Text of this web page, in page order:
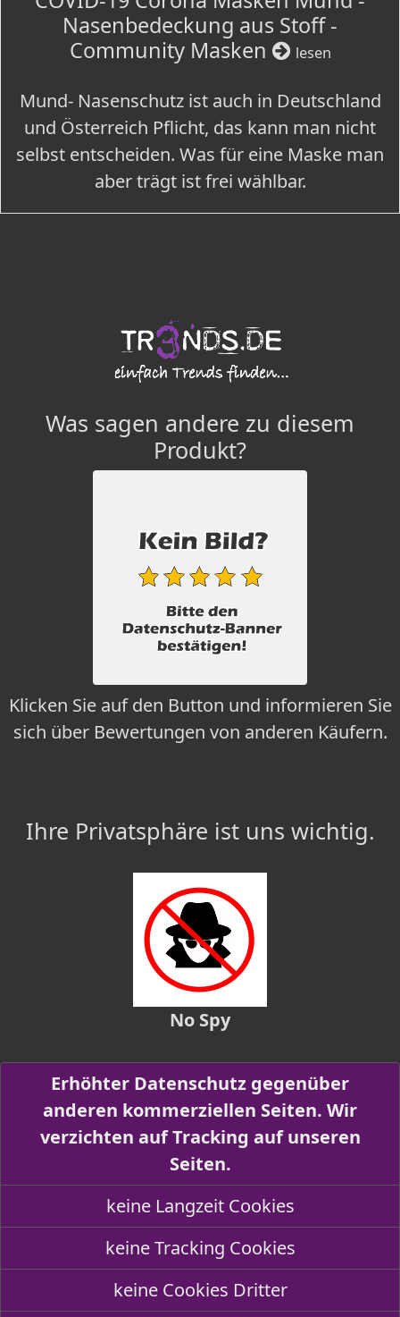
Nasenbedeckung aus Stoff -
Community Masken
lesen
Mund- Nasenschutz ist auch in Deutschland
und Österreich Pflicht, das kann man nicht
selbst entscheiden. Was für eine Maske man
aber trägt ist frei wählbar.
Was sagen andere zu diesem
Produkt?
Klicken Sie auf den Button und informieren Sie
sich über Bewertungen von anderen Käufern.
Ihre Privatsphäre ist uns wichtig.
No Spy
Erhöhter Datenschutz gegenüber
anderen kommerziellen Seiten. Wir
verzichten auf Tracking auf unseren
Seiten.
keine Langzeit Cookies
keine Tracking Cookies
keine Cookies Dritter